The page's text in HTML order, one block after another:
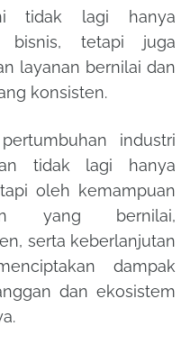
tidak lagi hanya
bisnis, tetapi juga
layanan bernilai dan
konsisten.
industri
tidak lagi hanya
oleh kemampuan
yang bernilai,
serta keberlanjutan
dampak
dan ekosistem